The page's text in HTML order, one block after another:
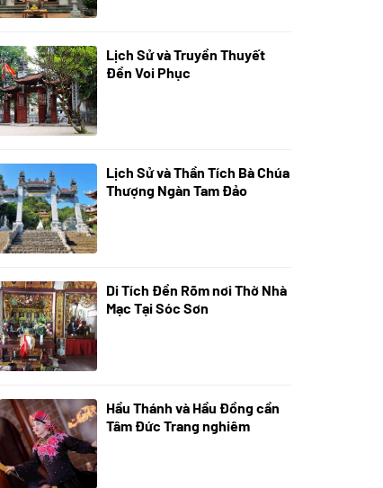
07/07/2024
Lịch Sử và Truyền Thuyết
Đền Voi Phục
05/07/2024
Lịch Sử và Thần Tích Bà Chúa
Thượng Ngàn Tam Đảo
05/07/2024
Di Tích Đền Rõm nơi Thờ Nhà
Mạc Tại Sóc Sơn
05/07/2024
Hầu Thánh và Hầu Đồng cần
Tâm Đức Trang nghiêm